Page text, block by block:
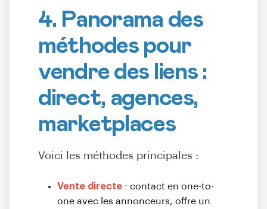
4. Panorama des
méthodes pour
vendre des liens :
direct, agences,
marketplaces
Voici les méthodes principales :
Vente directe : contact en one-to-
one avec les annonceurs, offre un